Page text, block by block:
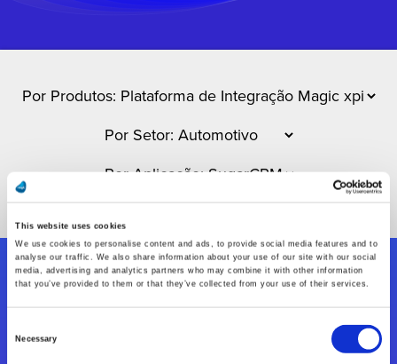
This website uses cookies
We use cookies to personalise content and ads, to provide social media features and to
analyse our traffic. We also share information about your use of our site with our social
media, advertising and analytics partners who may combine it with other information
that you’ve provided to them or that they’ve collected from your use of their services.
Necessary
Siga-nos